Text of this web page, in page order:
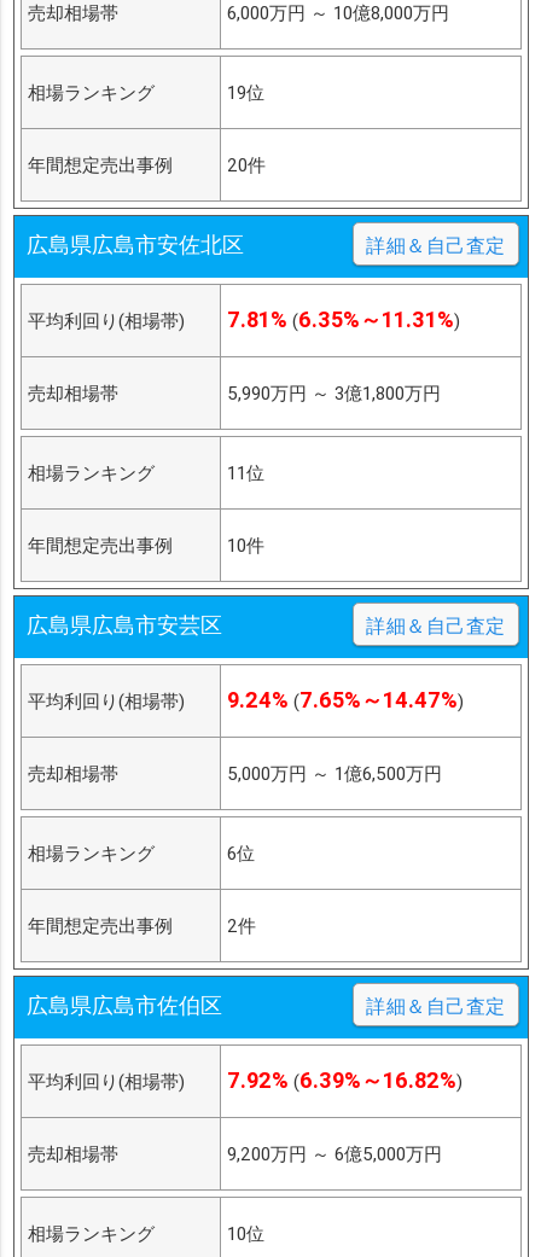
売却相場帯 6,000万円 ～ 10億8,000万円
相場ランキング 19位
年間想定売出事例 20件
広島県広島市安佐北区 詳細＆自己査定
平均利回り(相場帯) 7.81% (6.35%～11.31%)
売却相場帯 5,990万円 ～ 3億1,800万円
相場ランキング 11位
年間想定売出事例 10件
広島県広島市安芸区 詳細＆自己査定
平均利回り(相場帯) 9.24% (7.65%～14.47%)
売却相場帯 5,000万円 ～ 1億6,500万円
相場ランキング 6位
年間想定売出事例 2件
広島県広島市佐伯区 詳細＆自己査定
平均利回り(相場帯) 7.92% (6.39%～16.82%)
売却相場帯 9,200万円 ～ 6億5,000万円
相場ランキング 10位